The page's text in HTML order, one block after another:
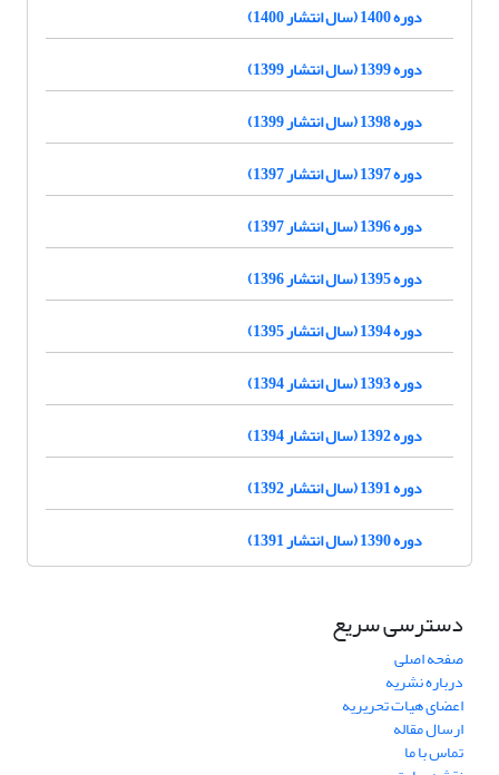
دوره 1400 (سال انتشار 1400)
دوره 1399 (سال انتشار 1399)
دوره 1398 (سال انتشار 1399)
دوره 1397 (سال انتشار 1397)
دوره 1396 (سال انتشار 1397)
دوره 1395 (سال انتشار 1396)
دوره 1394 (سال انتشار 1395)
دوره 1393 (سال انتشار 1394)
دوره 1392 (سال انتشار 1394)
دوره 1391 (سال انتشار 1392)
دوره 1390 (سال انتشار 1391)
دسترسی سریع
صفحه اصلی
درباره نشریه
اعضای هیات تحریریه
ارسال مقاله
تماس با ما